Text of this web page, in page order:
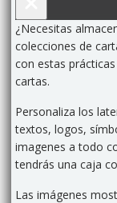
¿Necesitas
colecciones de
con estas
cartas.
Personaliza los
textos, logos,
imagenes a todo
tendrás una caja
Las imágenes